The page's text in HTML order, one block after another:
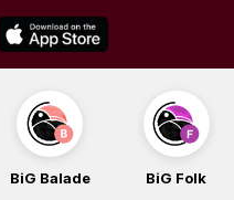
BiG Balade BiG Folk